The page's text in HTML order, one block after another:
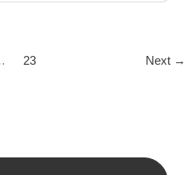
23 Next →